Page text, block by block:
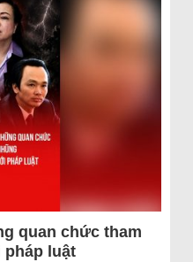
quan chức tham
luật